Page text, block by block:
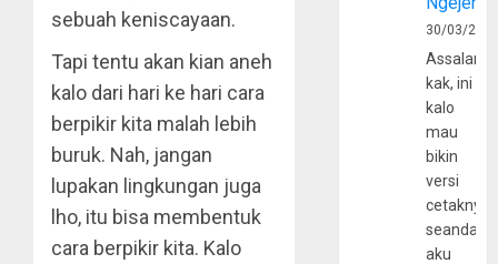
sebuah keniscayaan.
Tapi tentu akan kian aneh
kalo dari hari ke hari cara
berpikir kita malah lebih
buruk. Nah, jangan
lupakan lingkungan juga
lho, itu bisa membentuk
cara berpikir kita. Kalo
30/03/
kak, ini
kalo
mau
bikin
versi
cetaknya
aku